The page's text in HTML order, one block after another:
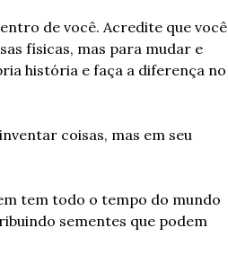
de você. Acredite que você
físicas, mas para mudar e
história e faça a diferença no
coisas, mas em seu
tem todo o tempo do mundo
sementes que podem